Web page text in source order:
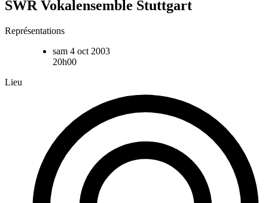
SWR Vokalensemble Stuttgart
Représentations
sam 4 oct 2003
20h00
Lieu